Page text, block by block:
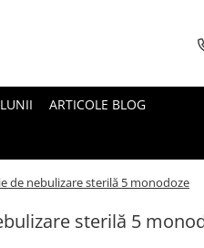
ARTICOLE BLOG
de nebulizare sterilă 5 monodoze
sterilă 5